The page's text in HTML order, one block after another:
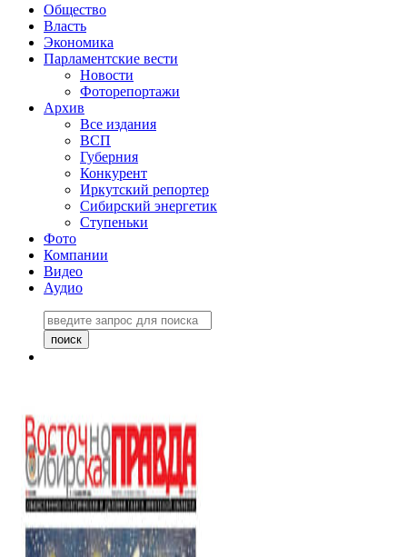
Общество
Власть
Экономика
Парламентские вести
Новости
Фоторепортажи
Архив
Все издания
ВСП
Губерния
Конкурент
Иркутский репортер
Сибирский энергетик
Ступеньки
Фото
Компании
Видео
Аудио